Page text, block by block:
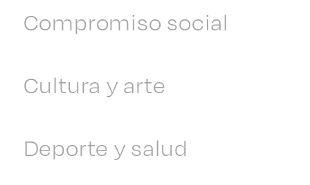
Compromiso social
Cultura y arte
Deporte y salud